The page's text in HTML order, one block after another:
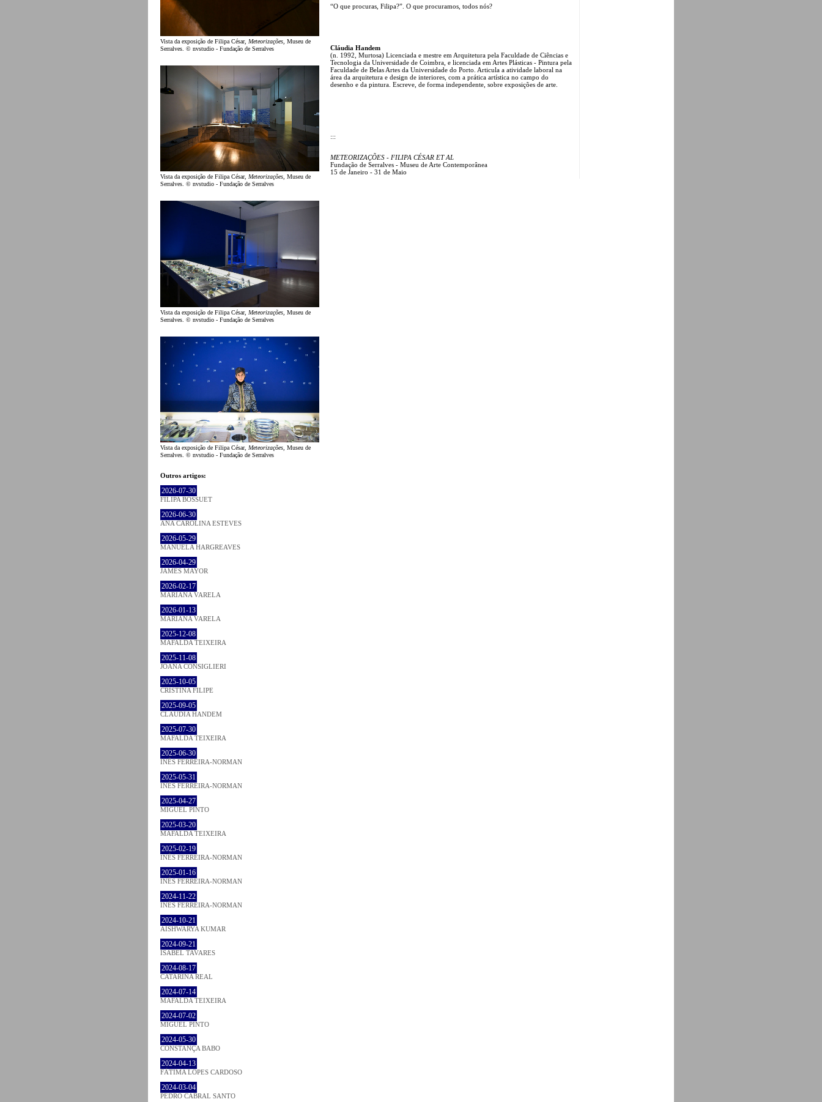
Vista da exposição de Filipa César, Meteorizações , Museu de
Serralves. © nvstudio - Fundação de Serralves
Vista da exposição de Filipa César, Meteorizações, Museu de
Serralves. © nvstudio - Fundação de Serralves
Vista da exposição de Filipa César, Meteorizações , Museu de
Serralves. © nvstudio - Fundação de Serralves
Vista da exposição de Filipa César, Meteorizações , Museu de
Serralves. © nvstudio - Fundação de Serralves
Outros artigos:
2026-07-30
FILIPA BOSSUET
2026-06-30
ANA CAROLINA ESTEVES
2026-05-29
MANUELA HARGREAVES
2026-04-29
JAMES MAYOR
2026-02-17
MARIANA VARELA
2026-01-13
MARIANA VARELA
2025-12-08
MAFALDA TEIXEIRA
2025-11-08
JOANA CONSIGLIERI
2025-10-05
CRISTINA FILIPE
2025-09-05
CLÁUDIA HANDEM
2025-07-30
MAFALDA TEIXEIRA
2025-06-30
INÊS FERREIRA-NORMAN
2025-05-31
INÊS FERREIRA-NORMAN
2025-04-27
MIGUEL PINTO
2025-03-20
MAFALDA TEIXEIRA
2025-02-19
INÊS FERREIRA-NORMAN
2025-01-16
INÊS FERREIRA-NORMAN
2024-11-22
INÊS FERREIRA-NORMAN
2024-10-21
AISHWARYA KUMAR
2024-09-21
ISABEL TAVARES
2024-08-17
CATARINA REAL
2024-07-14
MAFALDA TEIXEIRA
2024-07-02
MIGUEL PINTO
2024-05-30
CONSTANÇA BABO
2024-04-13
FÁTIMA LOPES CARDOSO
2024-03-04
PEDRO CABRAL SANTO
“O que procuras, Filipa?”. O que procuramos, todos nós?
Cláudia Handem
(n. 1992, Murtosa) Licenciada e mestre em Arquitetura pela Faculdade de Ciências e
Tecnologia da Universidade de Coimbra, e licenciada em Artes Plásticas - Pintura pela
Faculdade de Belas Artes da Universidade do Porto. Articula a atividade laboral na
área da arquitetura e design de interiores, com a prática artística no campo do
desenho e da pintura. Escreve, de forma independente, sobre exposições de arte.
:::
METEORIZAÇÕES - FILIPA CÉSAR ET AL
Fundação de Serralves - Museu de Arte Contemporânea
15 de Janeiro - 31 de Maio